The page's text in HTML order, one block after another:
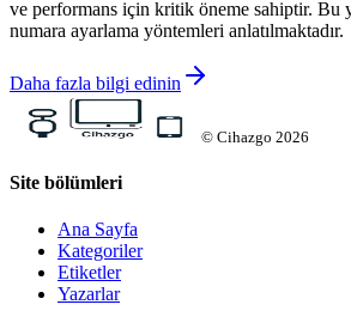
ve performans için kritik öneme sahiptir. Bu
numara ayarlama yöntemleri anlatılmaktadır.
Daha fazla bilgi edinin
© Cihazgo 2026
Site bölümleri
Ana Sayfa
Kategoriler
Etiketler
Yazarlar